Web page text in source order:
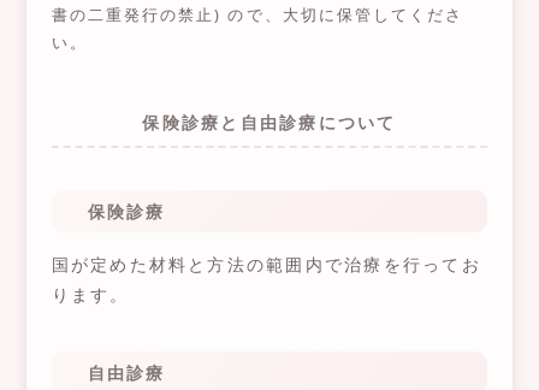
書の二重発行の禁止) ので、大切に保管してくださ
い。
保険診療と自由診療について
保険診療
国が定めた材料と方法の範囲内で治療を行ってお
ります。
自由診療